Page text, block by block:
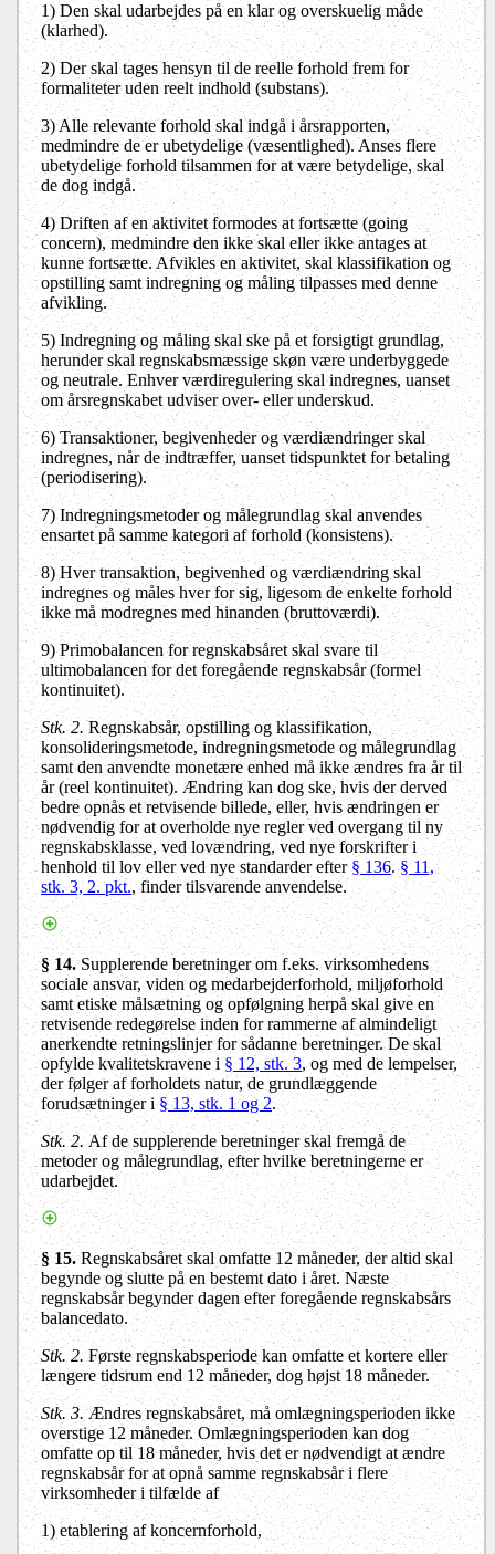
1) Den skal udarbejdes på en klar og overskuelig måde
(klarhed).
2) Der skal tages hensyn til de reelle forhold frem for
formaliteter uden reelt indhold (substans).
3) Alle relevante forhold skal indgå i årsrapporten,
medmindre de er ubetydelige (væsentlighed). Anses flere
ubetydelige forhold tilsammen for at være betydelige, skal
de dog indgå.
4) Driften af en aktivitet formodes at fortsætte (going
concern), medmindre den ikke skal eller ikke antages at
kunne fortsætte. Afvikles en aktivitet, skal klassifikation og
opstilling samt indregning og måling tilpasses med denne
afvikling.
5) Indregning og måling skal ske på et forsigtigt grundlag,
herunder skal regnskabsmæssige skøn være underbyggede
og neutrale. Enhver værdiregulering skal indregnes, uanset
om årsregnskabet udviser over- eller underskud.
6) Transaktioner, begivenheder og værdiændringer skal
indregnes, når de indtræffer, uanset tidspunktet for betaling
(periodisering).
7) Indregningsmetoder og målegrundlag skal anvendes
ensartet på samme kategori af forhold (konsistens).
8) Hver transaktion, begivenhed og værdiændring skal
indregnes og måles hver for sig, ligesom de enkelte forhold
ikke må modregnes med hinanden (bruttoværdi).
9) Primobalancen for regnskabsåret skal svare til
ultimobalancen for det foregående regnskabsår (formel
kontinuitet).
Stk. 2. Regnskabsår, opstilling og klassifikation,
konsolideringsmetode, indregningsmetode og målegrundlag
samt den anvendte monetære enhed må ikke ændres fra år til
år (reel kontinuitet). Ændring kan dog ske, hvis der derved
bedre opnås et retvisende billede, eller, hvis ændringen er
nødvendig for at overholde nye regler ved overgang til ny
regnskabsklasse, ved lovændring, ved nye forskrifter i
henhold til lov eller ved nye standarder efter§ 136.§ 11,
stk. 3, 2. pkt., finder tilsvarende anvendelse.
§ 14. Supplerende beretninger om f.eks. virksomhedens
sociale ansvar, viden og medarbejderforhold, miljøforhold
samt etiske målsætning og opfølgning herpå skal give en
retvisende redegørelse inden for rammerne af almindeligt
anerkendte retningslinjer for sådanne beretninger. De skal
opfylde kvalitetskravene i § 12, stk. 3, og med de lempelser,
der følger af forholdets natur, de grundlæggende
forudsætninger i§ 13, stk. 1 og 2.
Stk. 2. Af de supplerende beretninger skal fremgå de
metoder og målegrundlag, efter hvilke beretningerne er
udarbejdet.
§ 15. Regnskabsåret skal omfatte 12 måneder, der altid skal
begynde og slutte på en bestemt dato i året. Næste
regnskabsår begynder dagen efter foregående regnskabsårs
balancedato.
Stk. 2. Første regnskabsperiode kan omfatte et kortere eller
længere tidsrum end 12 måneder, dog højst 18 måneder.
Stk. 3. Ændres regnskabsåret, må omlægningsperioden ikke
overstige 12 måneder. Omlægningsperioden kan dog
omfatte op til 18 måneder, hvis det er nødvendigt at ændre
regnskabsår for at opnå samme regnskabsår i flere
virksomheder i tilfælde af
1) etablering af koncernforhold,